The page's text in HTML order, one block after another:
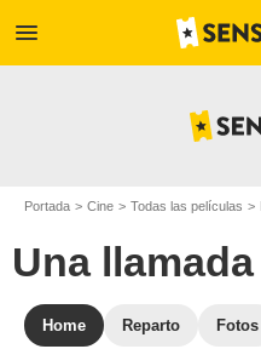
menu
Portada Cine Todas las películas
Una
Home Reparto Fotos